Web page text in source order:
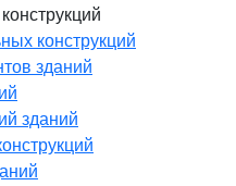
конструкций
зданий
зданий